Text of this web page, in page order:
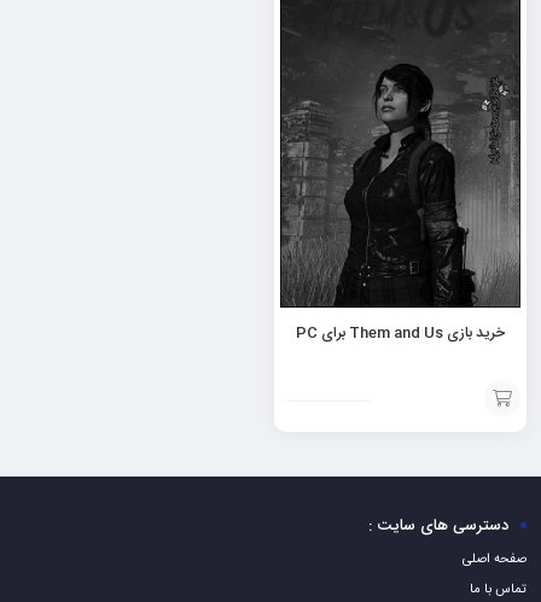
خرید بازی Them and Us برای PC
افزودن
به
دسترسی های سایت :
صفحه اصلی
تماس با ما